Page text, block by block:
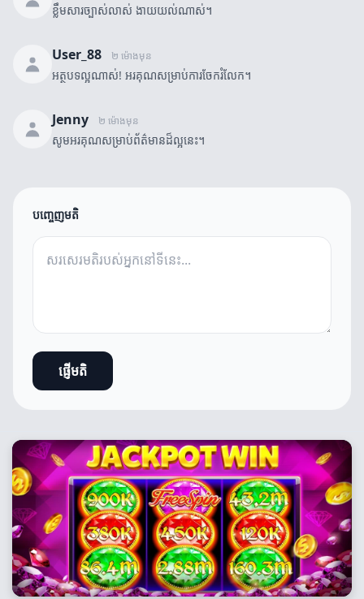
ខ្លឹមសារច្បាស់លាស់ ងាយយល់ណាស់។
User_88 ២ ម៉ោងមុន
អត្ថបទល្អណាស់! អរគុណសម្រាប់ការចែករំលែក។
Jenny ២ ម៉ោងមុន
សូមអរគុណសម្រាប់ព័ត៌មានដ៏ល្អនេះ។
បញ្ចេញមតិ
ផ្ញើមតិ